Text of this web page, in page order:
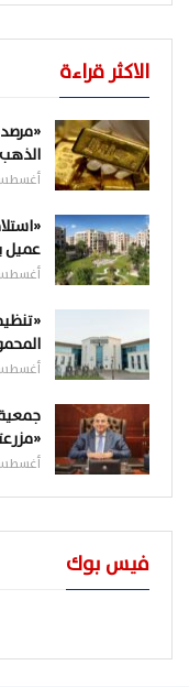
الاكثر قراءة
أغسطس 7,
عميل
أغسطس 7,
أغسطس 8,
أغسطس 7,
فيس بوك